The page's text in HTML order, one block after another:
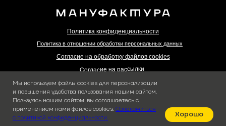
Согласие на рассылки
Согласие на обработку персональных данных
Made by vbrand.ru
2024
Политика в отношении обработки персональных данных
Политика конфиденциальности
Согласие на обработку файлов cookies
Мы используем файлы cookies для персонализации
и повышения удобства пользования нашим сайтом.
Пользуясь нашим сайтом, вы соглашаетесь с
применением нами файлов cookies. Ознакомиться
с политикой конфиденциальности.
Хорошо